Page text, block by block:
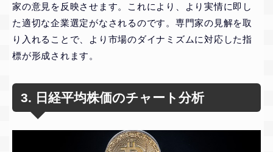
家の意見を反映させます。これにより、より実情に即し
た適切な企業選定がなされるのです。専門家の見解を取
り入れることで、より市場のダイナミズムに対応した指
標が形成されます。
3. 日経平均株価のチャート分析